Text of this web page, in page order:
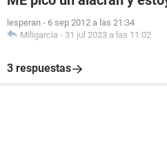
lesperan - 6 sep 2012 a las 21:34
Miligarcia - 31 jul 2023 a las 11:02
3 respuestas